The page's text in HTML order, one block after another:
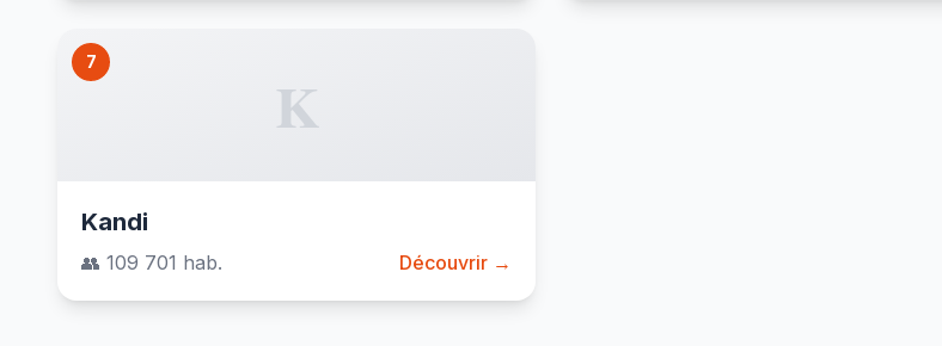
7
K
Kandi
👥 109 701 hab. Découvrir →